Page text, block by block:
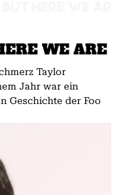
WE ARE
Taylor
Jahr war ein
Geschichte der Foo